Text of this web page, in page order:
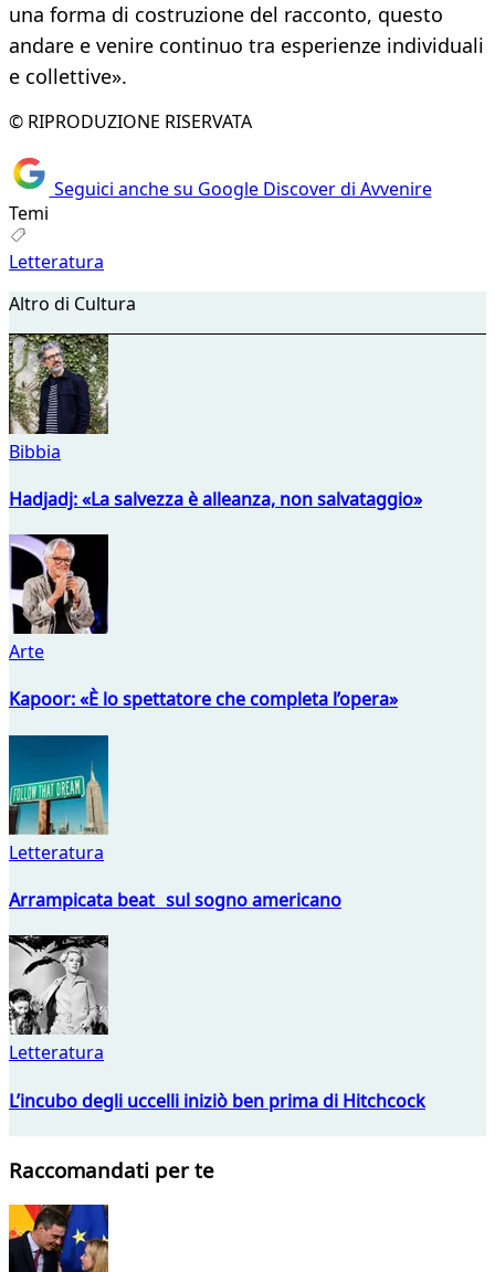
una forma di costruzione del racconto, questo
andare e venire continuo tra esperienze individuali
e collettive».
© RIPRODUZIONE RISERVATA
Seguici anche su Google Discover di Avvenire
Temi
Letteratura
Altro di Cultura
Bibbia
Hadjadj: «La salvezza è alleanza, non salvataggio»
Arte
Kapoor: «È lo spettatore che completa l’opera»
Letteratura
Arrampicata beat sul sogno americano
Letteratura
L’incubo degli uccelli iniziò ben prima di Hitchcock
Raccomandati per te